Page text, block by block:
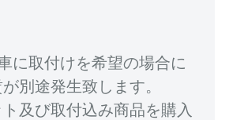
に取付けを希望の場合に
別途発生致します。
及び取付込み商品を購入